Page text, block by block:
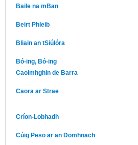
Baile na mBan
Beirt Phleib
Bliain an tSiúlóra
Bó-ing, Bó-ing
Caoimhghin de Barra
Caora ar Strae
Críon-Lobhadh
Cúig Peso ar an Domhnach